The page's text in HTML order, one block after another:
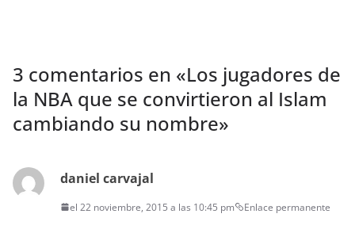
3 comentarios en «Los jugadores de
la NBA que se convirtieron al Islam
cambiando su nombre»
daniel carvajal
el 22 noviembre, 2015 a las 10:45 pm Enlace permanente